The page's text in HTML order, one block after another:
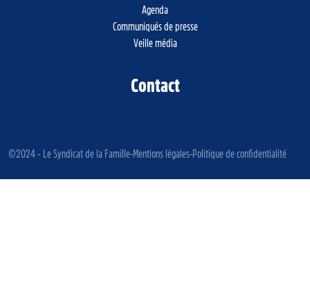
Agenda
Communiqués de presse
Veille média
Contact
©2024 - Le Syndicat de la Famille Mentions légales Politique de confidentialité